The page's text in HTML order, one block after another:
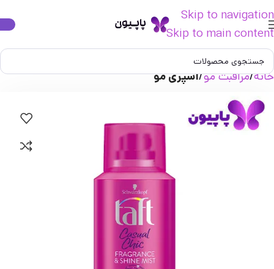
Skip to navigation
Skip to main content
خانه مراقبت مو اسپری مو